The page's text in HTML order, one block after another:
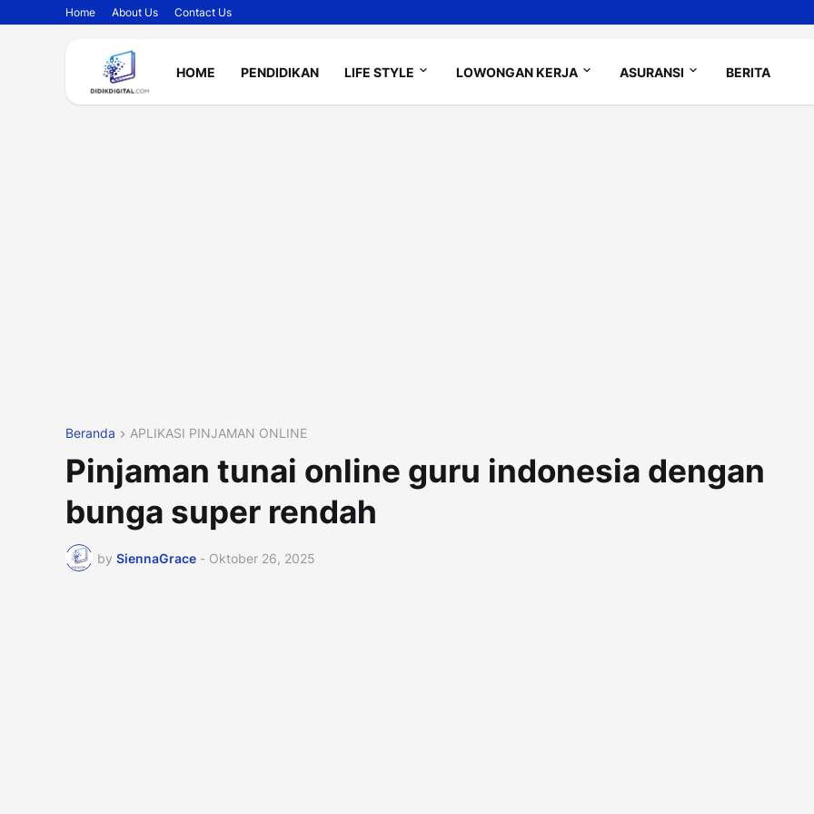
Home About Us Contact Us
HOME PENDIDIKAN LIFE STYLE LOWONGAN KERJA ASURANSI BERITA
Beranda APLIKASI PINJAMAN ONLINE
Pinjaman tunai online guru indonesia dengan
bunga super rendah
by SiennaGrace - Oktober 26, 2025